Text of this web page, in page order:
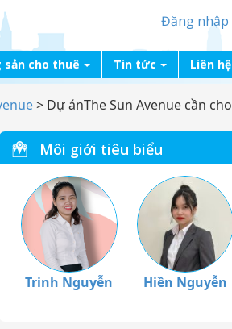
Đăng nhập
sản cho thuê Tin tức Liên hệ
> Dự ánThe Sun Avenue cần cho
Môi giới tiêu biểu
Trinh Nguyễn Hiền Nguyễn